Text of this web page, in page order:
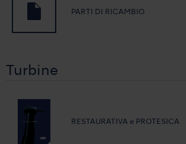
PARTI DI RICAMBIO
Turbine
RESTAURATIVA e PROTESICA